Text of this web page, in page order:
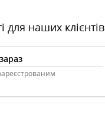
для наших клієнтів